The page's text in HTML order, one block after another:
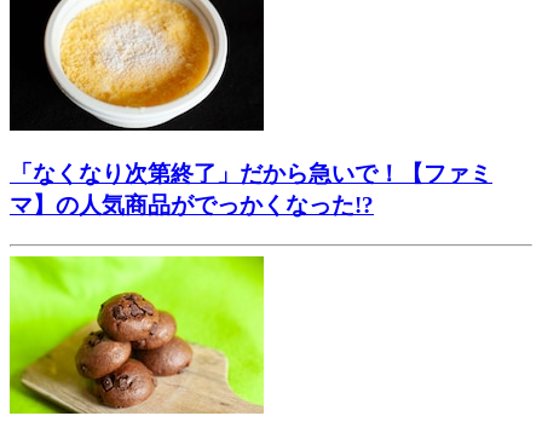
「なくなり次第終了」だから急いで！【ファミ
マ】の人気商品がでっかくなった!?